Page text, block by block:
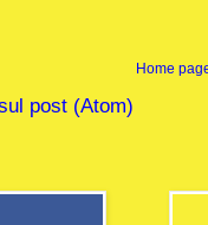
Home
post (Atom)